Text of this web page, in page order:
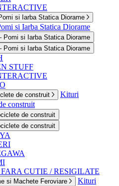
si Iarba Statica Diorame
si Iarba Statica Diorame
Pomi si Iarba Statica Diorame
Pomi si Iarba Statica Diorame
STUFF
de construit
Kituri
construit
de construit
de construit
CUTIE / RESIGILATE
si Machete Feroviare
Kituri